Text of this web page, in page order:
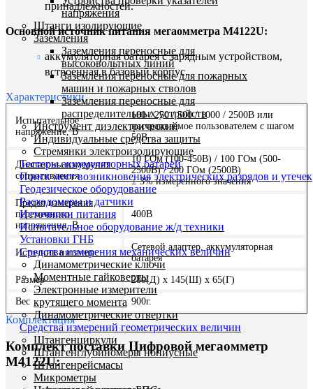
напряжения
Штанги изолирующие
Заземления
Заземления переносные для
высоковольтных линий
Заземления переносные для пожарных
машин и пожарных стволов
Заземления переносные для
распределительных устройств
Инструмент диэлектрический
Индивидуальные средства защиты
Стремянки электроизолирующие
Тестеры аккумуляторных батарей
Поиск мест возникновения электрических разрядов и утечек
Геодезическое оборудование
Расходомеры и датчики
Источники питания
Испытательное оборудование ж/д техники
Установки ГНБ
Средства измерения механических величин
Динамометрические ключи
Моментные гайковерты
Электронные измерители
крутящего момента
Динамометрические отвертки
Средства измерений геометрических величин
Штангенциркули
Штангенглубиномеры нониусные
Штангенрейсмасы
Микрометры
принадлежностей.
Основной источник питания мегаомметра М4122U:
аккумуляторная батарея с зарядным устройством,
встроенная в базовый корпус.
Характеристики
Испытательное
напряжение, В
100 / 250 / 500 / 1000 / 2500В или
настраиваемое пользователем с шагом
50В
Диапазоны измерения
сопротивления
10 ГОм (100-450В) / 100 ГОм (500-
2500В) / 200 ГОм (2500В)
± 3% измеренного значения
Предел измерения
переменного
напряжения, В
400В
Источник питания
Сетевой адаптер, аккумуляторная
батарея
Размер 280(Д) х 145(Ш) х 65(Г)
Вес 900г.
Комплектация
Комплект поставки Цифровой мегаомметр
М4122U: